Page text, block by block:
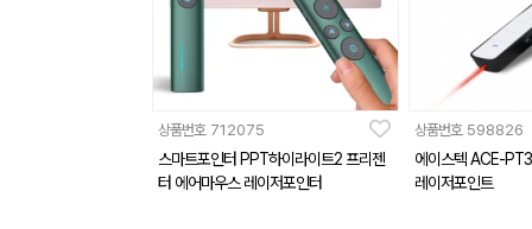
상품번호 712075
스마트포인터 PPT하이라이트2 프리젠
터 에어마우스 레이저포인터
상품번호 598826
에이스텍 ACE-
레이저포인트